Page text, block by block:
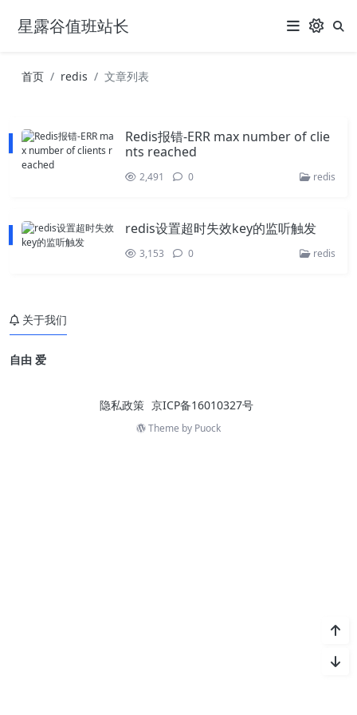
星露谷值班站长
首页 redis 文章列表
Redis报错-ERR max number of clie
nts reached
2,491 0 redis
redis设置超时失效key的监听触发
3,153 0 redis
关于我们
自由 爱
隐私政策 京ICP备16010327号
Theme by Puock